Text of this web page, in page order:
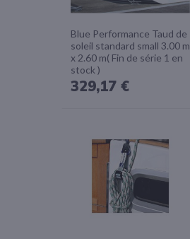
Blue Performance Taud de
soleil standard small 3.00 m
x 2.60 m( Fin de série 1 en
stock )
329,17 €